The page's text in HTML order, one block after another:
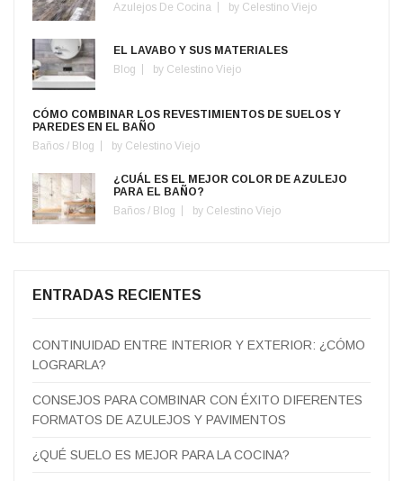
Azulejos De Cocina
by Celestino Viejo
EL LAVABO Y SUS MATERIALES
Blog
by Celestino Viejo
CÓMO COMBINAR LOS REVESTIMIENTOS DE SUELOS Y
PAREDES EN EL BAÑO
Baños / Blog by Celestino Viejo
¿CUÁL ES EL MEJOR COLOR DE AZULEJO
PARA EL BAÑO?
Baños / Blog by Celestino Viejo
ENTRADAS RECIENTES
CONTINUIDAD ENTRE INTERIOR Y EXTERIOR: ¿CÓMO
LOGRARLA?
CONSEJOS PARA COMBINAR CON ÉXITO DIFERENTES
FORMATOS DE AZULEJOS Y PAVIMENTOS
¿QUÉ SUELO ES MEJOR PARA LA COCINA?